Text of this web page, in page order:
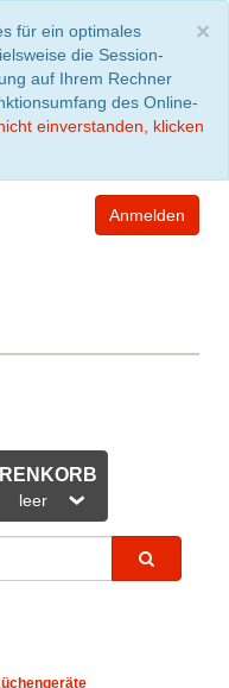
×
für ein optimales
die Session-
auf Ihrem Rechner
des Online-
einverstanden, klicken
Anmelden
leer